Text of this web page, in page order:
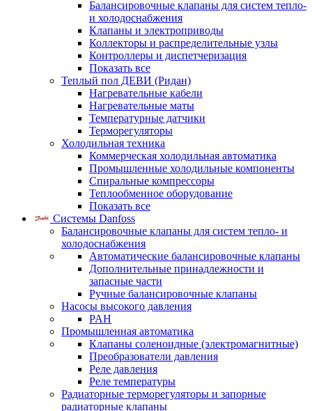
Балансировочные клапаны для систем тепло-
и холодоснабжения
Клапаны и электроприводы
Коллекторы и распределительные узлы
Контроллеры и диспетчеризация
Показать все
Теплый пол ДЕВИ (Ридан)
Нагревательные кабели
Нагревательные маты
Температурные датчики
Терморегуляторы
Холодильная техника
Коммерческая холодильная автоматика
Промышленные холодильные компоненты
Спиральные компрессоры
Теплообменное оборудование
Показать все
Системы Danfoss
Балансировочные клапаны для систем тепло- и
холодоснабжения
Автоматические балансировочные клапаны
Дополнительные принадлежности и
запасные части
Ручные балансировочные клапаны
Насосы высокого давления
PAH
Промышленная автоматика
Клапаны соленоидные (электромагнитные)
Преобразователи давления
Реле давления
Реле температуры
Радиаторные терморегуляторы и запорные
радиаторные клапаны